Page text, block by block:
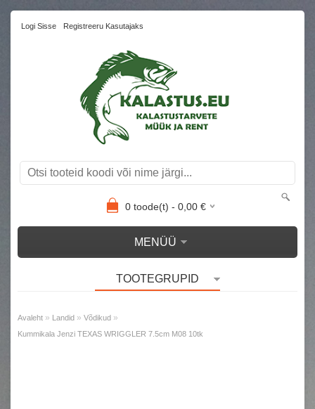
Logi Sisse Registreeru Kasutajaks
0toode(t) - 0,00€
MENÜÜ
TOOTEGRUPID
Avaleht » Landid » Võdikud »
Kummikala Jenzi TEXAS WRIGGLER 7.5cm M08 10tk